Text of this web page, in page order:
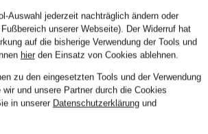
Auswahl jederzeit nachträglich ändern oder
unserer Webseite). Der Widerruf hat
auf die bisherige Verwendung der Tools und
hierden Einsatz von Cookies ablehnen.
zu den eingesetzten Tools und der Verwendung
wir und unsere Partner durch die Cookies
in unserer Datenschutzerklärungund